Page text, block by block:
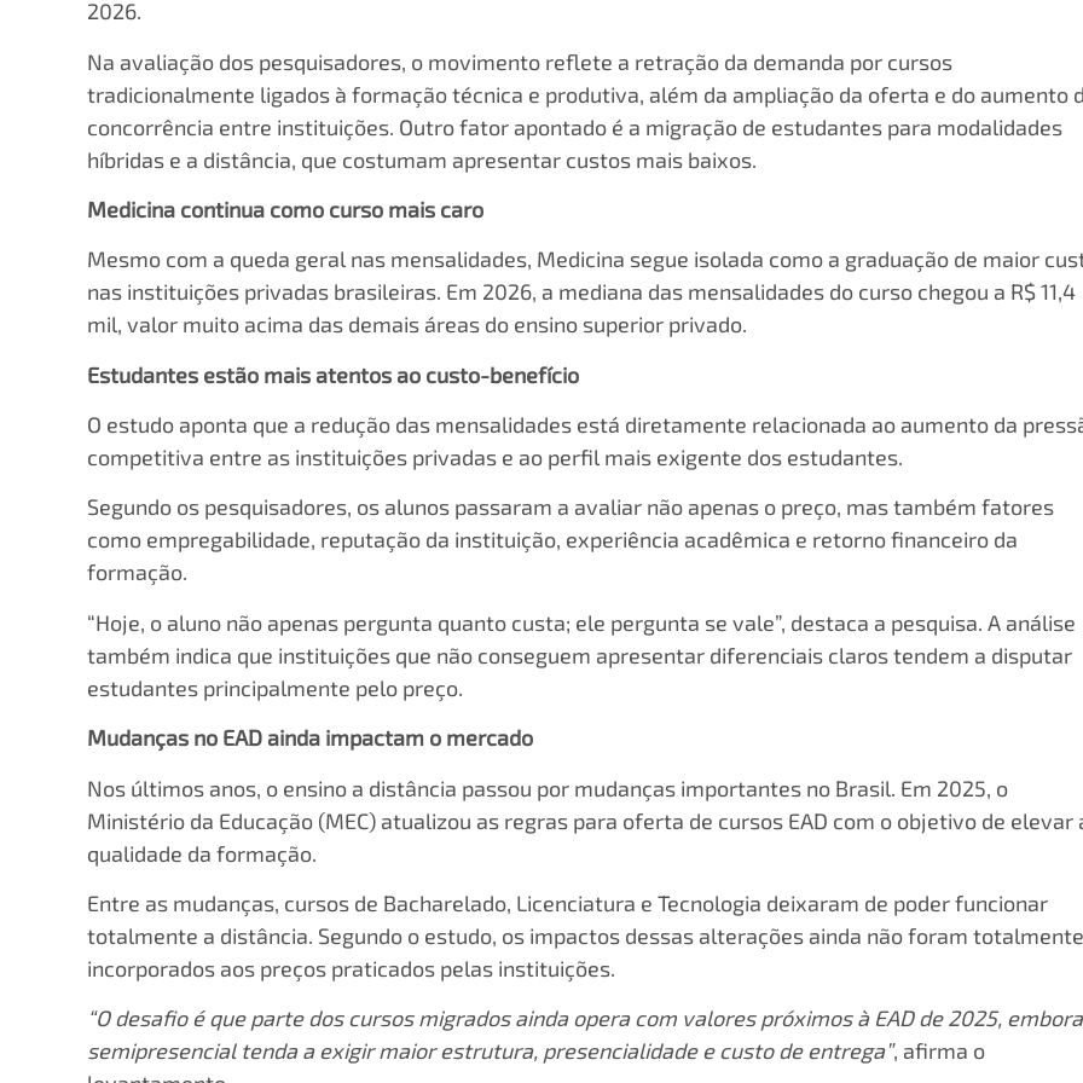
2026.
Na avaliação dos pesquisadores, o movimento reflete a retração da demanda por cursos
tradicionalmente ligados à formação técnica e produtiva, além da ampliação da oferta e do aumento
concorrência entre instituições. Outro fator apontado é a migração de estudantes para modalidades
híbridas e a distância, que costumam apresentar custos mais baixos.
Medicina continua como curso mais caro
Mesmo com a queda geral nas mensalidades, Medicina segue isolada como a graduação de maior
nas instituições privadas brasileiras. Em 2026, a mediana das mensalidades do curso chegou a R$ 11,4
mil, valor muito acima das demais áreas do ensino superior privado.
Estudantes estão mais atentos ao custo-benefício
O estudo aponta que a redução das mensalidades está diretamente relacionada ao aumento da
competitiva entre as instituições privadas e ao perfil mais exigente dos estudantes.
Segundo os pesquisadores, os alunos passaram a avaliar não apenas o preço, mas também fatores
como empregabilidade, reputação da instituição, experiência acadêmica e retorno financeiro da
formação.
“Hoje, o aluno não apenas pergunta quanto custa; ele pergunta se vale”, destaca a pesquisa. A análise
também indica que instituições que não conseguem apresentar diferenciais claros tendem a disputar
estudantes principalmente pelo preço.
Mudanças no EAD ainda impactam o mercado
Nos últimos anos, o ensino a distância passou por mudanças importantes no Brasil. Em 2025, o
Ministério da Educação (MEC) atualizou as regras para oferta de cursos EAD com o objetivo de elevar
qualidade da formação.
Entre as mudanças, cursos de Bacharelado, Licenciatura e Tecnologia deixaram de poder funcionar
totalmente a distância. Segundo o estudo, os impactos dessas alterações ainda não foram totalmente
incorporados aos preços praticados pelas instituições.
“O desafio é que parte dos cursos migrados ainda opera com valores próximos à EAD de 2025,
semipresencial tenda a exigir maior estrutura, presencialidade e custo de entrega”, afirma o